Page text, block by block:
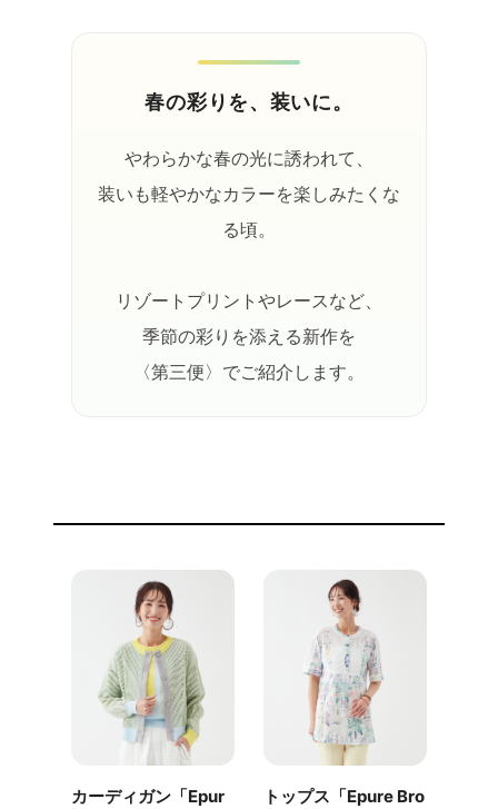
春の彩りを、装いに。
やわらかな春の光に誘われて、
装いも軽やかなカラーを楽しみたくな
る頃。
リゾートプリントやレースなど、
季節の彩りを添える新作を
〈第三便〉でご紹介します。
カーディガン「Epur
トップス「Epure Bro